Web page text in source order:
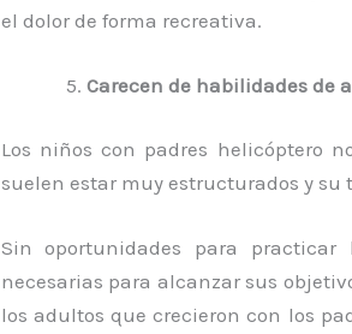
el dolor de forma recreativa.
Carecen de habilidades de
Los niños con padres helicóptero
suelen estar muy estructurados y
Sin oportunidades para
necesarias para alcanzar sus
los adultos que crecieron con los